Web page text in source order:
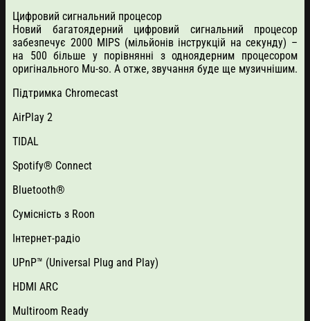
Цифровий сигнальний процесор
Новий багатоядерний цифровий сигнальний процесор
забезпечує 2000 MIPS (мільйонів інструкцій на секунду) –
на 500 більше у порівнянні з одноядерним процесором
оригінального Mu-so. А отже, звучання буде ще музичнішим.
Підтримка Chromecast
AirPlay 2
TIDAL
Spotify® Connect
Bluetooth®
Сумісність з Roon
Інтернет-радіо
UPnP™ (Universal Plug and Play)
HDMI ARC
Multiroom Ready